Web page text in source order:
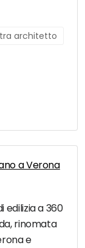
architetto
a Verona
edilizia a 360
rinomata
e